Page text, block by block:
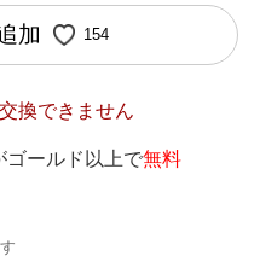
加 154
換できません
ゴールド以上で無料